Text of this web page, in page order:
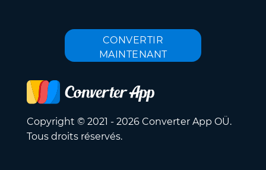
CONVERTIR
MAINTENANT
Copyright © 2021 - 2026 Converter App OÜ.
Tous droits réservés.